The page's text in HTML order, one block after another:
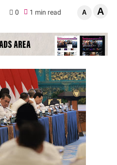
0 1 min read A A